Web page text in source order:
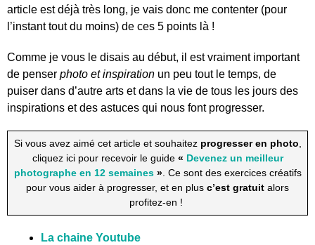
article est déjà très long, je vais donc me contenter (pour
l’instant tout du moins) de ces 5 points là !
Comme je vous le disais au début, il est vraiment important
de penser photo et inspiration un peu tout le temps, de
puiser dans d’autre arts et dans la vie de tous les jours des
inspirations et des astuces qui nous font progresser.
Si vous avez aimé cet article et souhaitez progresser en photo
cliquez ici pour recevoir le guide « Devenez un meilleur
photographe en 12 semaines». Ce sont des exercices créatifs
pour vous aider à progresser, et en plus c’est gratuit alors
profitez-en !
La chaine Youtube